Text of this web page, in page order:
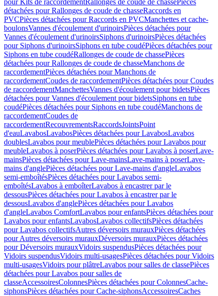
pour Kits de raccordementRallonges de coude de chassePièces
détachées pour Rallonges de coude de chasseRaccords en
PVCPièces détachées pour Raccords en PVCManchettes et cache-
boulonsVannes d'écoulement d'urinoirsPièces détachées pour
Vannes d'écoulement d'urinoirsSiphons d'urinoirsPièces détachées
pour Siphons d'urinoirsSiphons en tube coudéPièces détachées pour
Siphons en tube coudéRallonges de coude de chassePièces
détachées pour Rallonges de coude de chasseManchons de
raccordementPièces détachées pour Manchons de
raccordementCoudes de raccordementPièces détachées pour Coudes
de raccordementManchettesVannes d'écoulement pour bidetsPièces
détachées pour Vannes d'écoulement pour bidetsSiphons en tube
coudéPièces détachées pour Siphons en tube coudéManchons de
raccordementCoudes de
raccordementRecouvrementsRaccordsJointsPoint
d'eauLavabosLavabosPièces détachées pour LavabosLavabos
doublesLavabos pour meublePièces détachées pour Lavabos pour
meubleLavabos à poserPièces détachées pour Lavabos à poserLave-
mainsPièces détachées pour Lave-mainsLave-mains à poserLave-
mains d'anglePièces détachées pour Lave-mains d'angleLavabos
semi-emboîtésPièces détachées pour Lavabos semi-
emboîtésLavabos à emboîterLavabos à encastrer par le
dessousPièces détachées pour Lavabos à encastrer par le
dessousLavabos d'anglePièces détachées pour Lavabos
d'angleLavabos ComfortLavabos pour enfantsPièces détachées pour
Lavabos pour enfantsLavabosLavabos collectifsPièces détachées
pour Lavabos collectifsAutres déversoirs murauxPièces détachées
pour Autres déversoirs murauxDéversoirs murauxPièces détachées
pour Déversoirs murauxVidoirs suspendusPièces détachées pour
Vidoirs suspendusVidoirs multi-usagesPièces détachées pour Vidoirs
multi-usagesVidoirs pour plâtreLavabos pour salles de classePièces
détachées pour Lavabos pour salles de
classeAccessoiresColonnesPièces détachées pour ColonnesCache-
siphonsPièces détachées pour Cache-siphonsAccessoiresCaches